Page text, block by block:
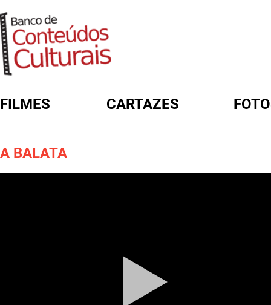
FILMES CARTAZES
A BALATA